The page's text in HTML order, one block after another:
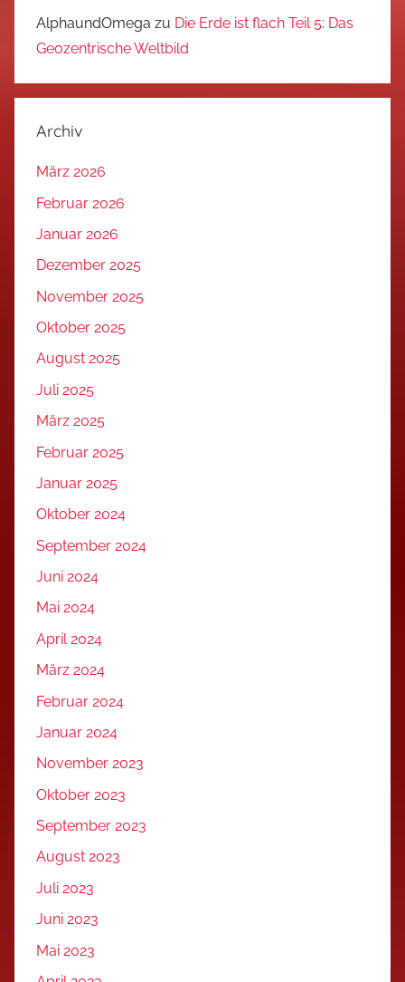
AlphaundOmega zu Die Erde ist flach Teil 5: Das
Geozentrische Weltbild
Archiv
März 2026
Februar 2026
Januar 2026
Dezember 2025
November 2025
Oktober 2025
August 2025
Juli 2025
März 2025
Februar 2025
Januar 2025
Oktober 2024
September 2024
Juni 2024
Mai 2024
April 2024
März 2024
Februar 2024
Januar 2024
November 2023
Oktober 2023
September 2023
August 2023
Juli 2023
Juni 2023
Mai 2023